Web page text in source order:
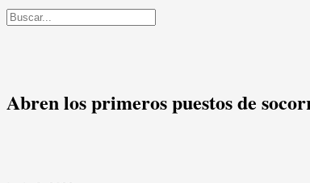
Buscar
Abren los primeros puestos de